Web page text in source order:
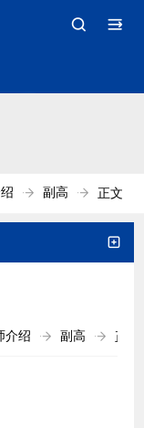
网站-Branding
副高 正文
介绍 副高 正文